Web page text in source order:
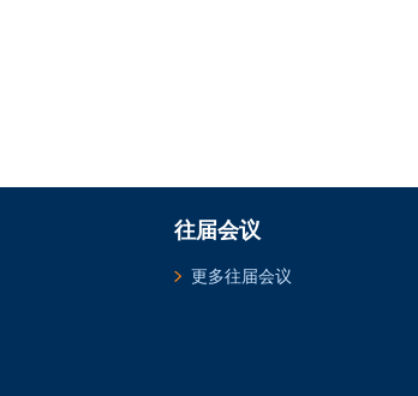
往届会议
更多往届会议